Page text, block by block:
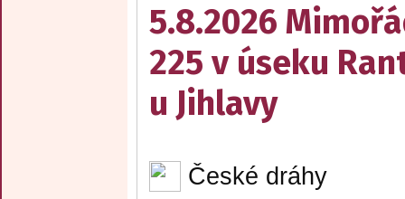
5.8.2026
225 v úseku
u Jihlavy
České dráhy